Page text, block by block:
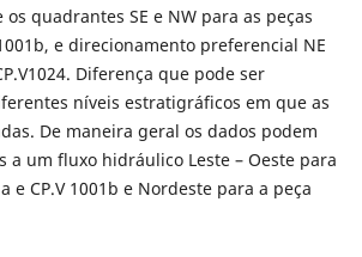
quadrantes SE e NW para as peças
1001b, e direcionamento preferencial NE
Diferença que pode ser
níveis estratigráficos em que as
De maneira geral os dados podem
a um fluxo hidráulico Leste – Oeste para
e CP.V 1001b e Nordeste para a peça